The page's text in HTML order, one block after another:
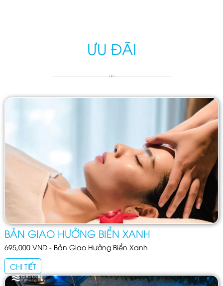
ƯU ĐÃI
BẢN GIAO HƯỞNG BIỂN XANH
695,000 VND - Bản Giao Hưởng Biển Xanh
CHI TIẾT